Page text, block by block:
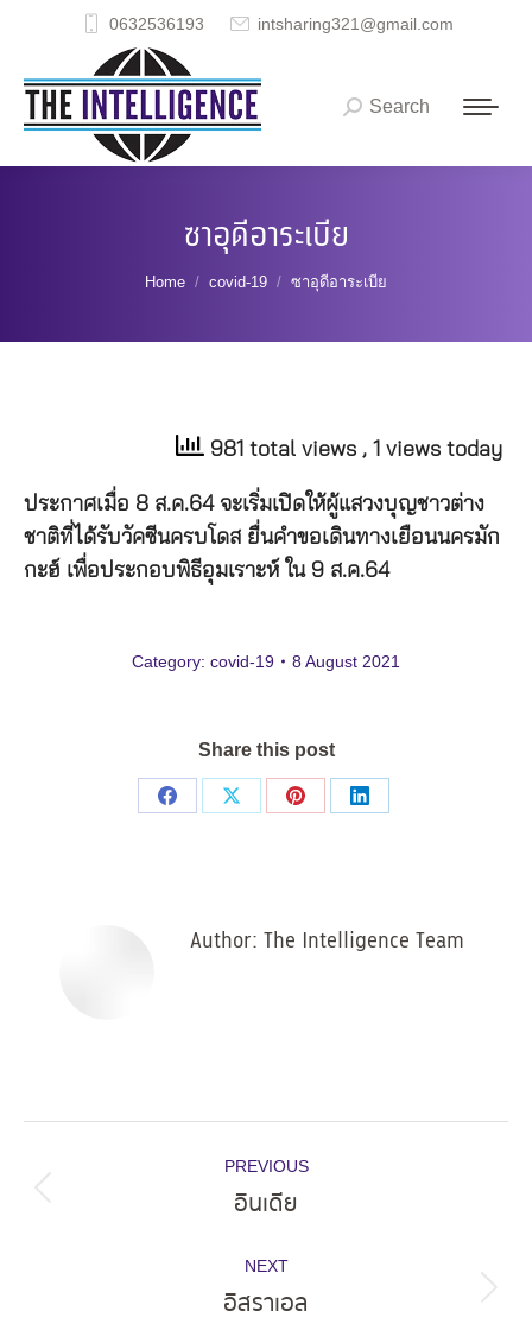
0632536193 intsharing321@gmail.com
Search:
Search
ซาอุดีอาระเบีย
You are here:
Home covid-19 ซาอุดีอาระเบีย
981 total views , 1 views today
ประกาศเมื่อ 8 ส.ค.64 จะเริ่มเปิดให้ผู้แสวงบุญชาวต่าง
ชาติที่ได้รับวัคซีนครบโดส ยื่นคำขอเดินทางเยือนนครมัก
กะฮ์ เพื่อประกอบพิธีอุมเราะห์ ใน 9 ส.ค.64
Category: covid-19 8 August 2021
Share this post
Share
Share
Share
Share
Author: The Intelligence Team
navigation
PREVIOUS
Previous
อินเดีย
NEXT
Next
อิสราเอล